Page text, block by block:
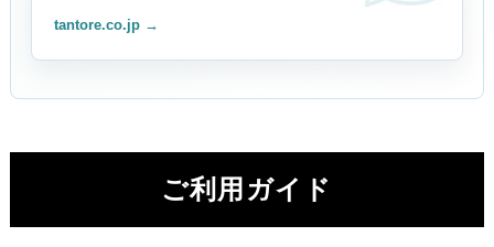
tantore.co.jp →
ご利用ガイド